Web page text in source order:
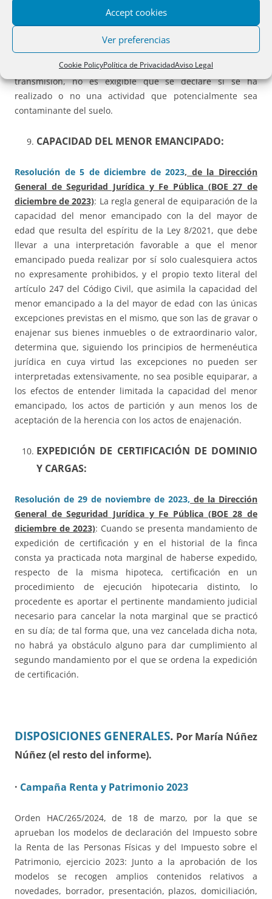
Accept cookies
Ver preferencias
Cookie PolicyPolítica de PrivacidadAviso Legal
Resolución de 27 de noviembre de 2023
General de Seguridad Jurídica y Fe Pública (BOE 19 de
: En la extinción de comunidad no hay
un acto traslativo, ni una nueva adquisición. debe
concluirse que, al no tratarse propiamente de una
transmisión, no es exigible que se declare si se ha
realizado o no una actividad que potencialmente sea
contaminante del suelo.
CAPACIDAD DEL MENOR EMANCIPADO:
Resolución de 5 de diciembre de 2023, de la Dirección
General de Seguridad Jurídica y Fe Pública (BOE 27 de
diciembre de 2023): La regla general de equiparación de la
capacidad del menor emancipado con la del mayor de
edad que resulta del espíritu de la Ley 8/2021, que debe
llevar a una interpretación favorable a que el menor
emancipado pueda realizar por sí solo cualesquiera actos
no expresamente prohibidos, y el propio texto literal del
artículo 247 del Código Civil, que asimila la capacidad del
menor emancipado a la del mayor de edad con las únicas
excepciones previstas en el mismo, que son las de gravar o
enajenar sus bienes inmuebles o de extraordinario valor,
determina que, siguiendo los principios de hermenéutica
jurídica en cuya virtud las excepciones no pueden ser
interpretadas extensivamente, no sea posible equiparar, a
los efectos de entender limitada la capacidad del menor
emancipado, los actos de partición y aun menos los de
aceptación de la herencia con los actos de enajenación.
EXPEDICIÓN DE CERTIFICACIÓN DE DOMINIO
Y CARGAS:
Resolución de 29 de noviembre de 2023, de la Dirección
General de Seguridad Jurídica y Fe Pública (BOE 28 de
diciembre de 2023): Cuando se presenta mandamiento de
expedición de certificación y en el historial de la finca
consta ya practicada nota marginal de haberse expedido,
respecto de la misma hipoteca, certificación en un
procedimiento de ejecución hipotecaria distinto, lo
procedente es aportar el pertinente mandamiento judicial
necesario para cancelar la nota marginal que se practicó
en su día; de tal forma que, una vez cancelada dicha nota,
no habrá ya obstáculo alguno para dar cumplimiento al
segundo mandamiento por el que se ordena la expedición
de certificación.
DISPOSICIONES GENERALES. Por María Núñez
Núñez (el resto del informe).
· Campaña Renta y Patrimonio 2023
Orden HAC/265/2024, de 18 de marzo, por la que se
aprueban los modelos de declaración del Impuesto sobre
la Renta de las Personas Físicas y del Impuesto sobre el
Patrimonio, ejercicio 2023: Junto a la aprobación de los
modelos se recogen amplios contenidos relativos a
novedades, borrador, presentación, plazos, domiciliación,